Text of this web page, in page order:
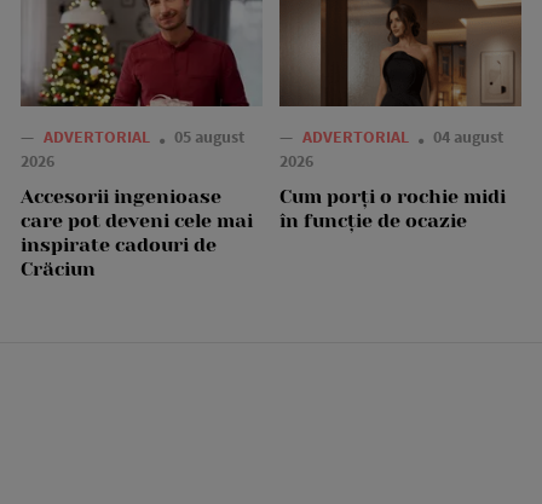
— ADVERTORIAL
05 august
2026
Accesorii ingenioase
care pot deveni cele mai
inspirate cadouri de
Crăciun
— ADVERTORIAL
04 august
2026
Cum porți o rochie midi
în funcție de ocazie